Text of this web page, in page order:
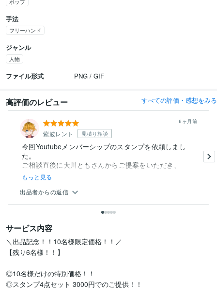
手法
フリーハンド
ジャンル
人物
ファイル形式 PNG / GIF
高評価のレビュー すべての評価・感想をみる
紫波レント 見積り相談
6ヶ月前
今回Youtubeメンバーシップのスタンプを依頼しまし
た。
ご相談直後に大川ともさんからご提案をいただき、
フローチャー...
もっと見る
出品者からの返信
サービス内容
＼出品記念！！10名様限定価格！！／
【残り6名様！！】
◎10名様だけの特別価格！！
◎スタンプ4点セット 3000円でのご提供！！